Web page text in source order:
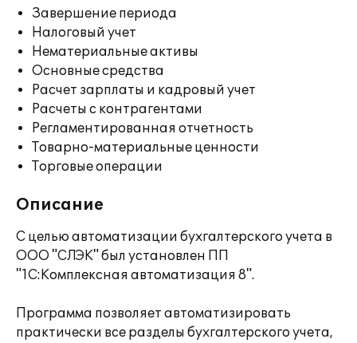
Завершение периода
Налоговый учет
Нематериальные активы
Основные средства
Расчет зарплаты и кадровый учет
Расчеты с контрагентами
Регламентированная отчетность
Товарно-материальные ценности
Торговые операции
Описание
С целью автоматизации бухгалтерского учета в
ООО "СЛЭК" был установлен ПП
"1С:Комплексная автоматизация 8".
Программа позволяет автоматизировать
практически все разделы бухгалтерского учета,